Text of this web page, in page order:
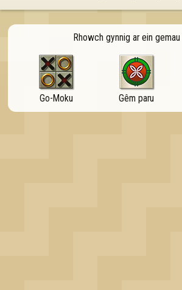
Rhowch gynnig ar ein gemau
Go-Moku Gêm paru
OK